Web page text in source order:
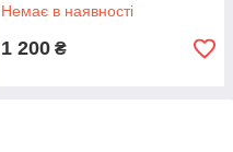
аксесуарами ZURU 9541
Немає в наявності
1 200 ₴